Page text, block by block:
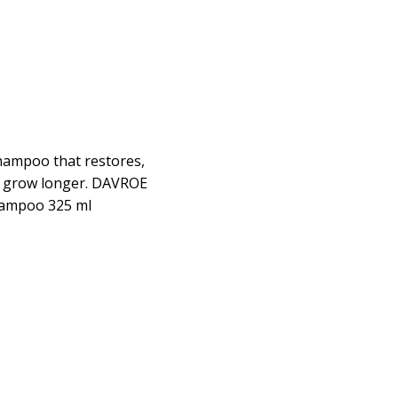
that restores,
longer. DAVROE
325 ml